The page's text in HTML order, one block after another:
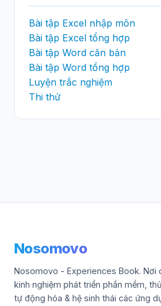
Bài tập Excel nhập môn
Bài tập Excel tổng hợp
Bài tập Word căn bản
Bài tập Word tổng hợp
Luyện trắc nghiệm
Thi thử
Nosomovo
Nosomovo - Experiences Book. Nơi
kinh nghiệm phát triển phần mềm,
tự động hóa & hệ sinh thái các ứng